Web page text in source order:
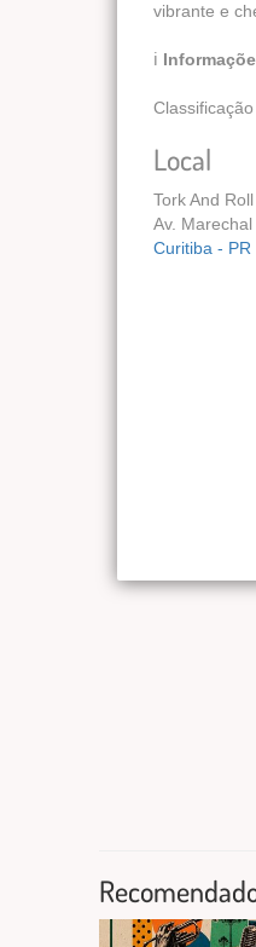
vibrante e
ℹ️
Local
Tork And Roll
Av.
Curitiba - PR